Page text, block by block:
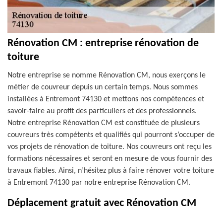
Rénovation CM : entreprise rénovation de
toiture
Notre entreprise se nomme Rénovation CM, nous exerçons le
métier de couvreur depuis un certain temps. Nous sommes
installées à Entremont 74130 et mettons nos compétences et
savoir-faire au profit des particuliers et des professionnels.
Notre entreprise Rénovation CM est constituée de plusieurs
couvreurs très compétents et qualifiés qui pourront s’occuper de
vos projets de rénovation de toiture. Nos couvreurs ont reçu les
formations nécessaires et seront en mesure de vous fournir des
travaux fiables. Ainsi, n’hésitez plus à faire rénover votre toiture
à Entremont 74130 par notre entreprise Rénovation CM.
Déplacement gratuit avec Rénovation CM